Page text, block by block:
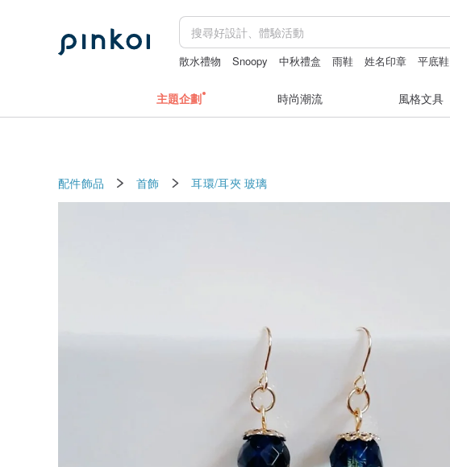
散水禮物 Snoopy 中秋禮盒 雨鞋 姓名印章 平底鞋
主題企劃 時尚潮流 風格文具
配件飾品 首飾 耳環/耳夾 玻璃